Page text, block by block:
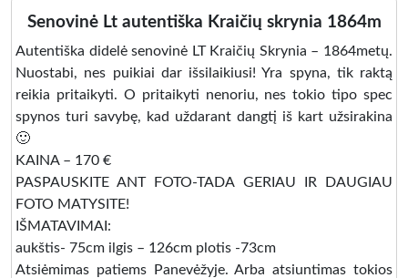
Senovinė Lt autentiška Kraičių skrynia 1864m
Autentiška didelė senovinė LT Kraičių Skrynia – 1864metų.
Nuostabi, nes puikiai dar išsilaikiusi! Yra spyna, tik raktą
reikia pritaikyti. O pritaikyti nenoriu, nes tokio tipo spec
spynos turi savybę, kad uždarant dangtį iš kart užsirakina
🙂
KAINA – 170 €
PASPAUSKITE ANT FOTO-TADA GERIAU IR DAUGIAU
FOTO MATYSITE!
IŠMATAVIMAI:
aukštis- 75cm ilgis – 126cm plotis -73cm
Atsiėmimas patiems Panevėžyje. Arba atsiuntimas tokios